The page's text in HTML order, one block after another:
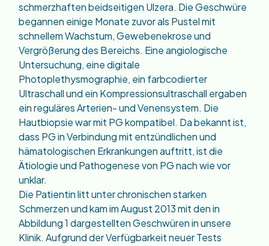
schmerzhaften beidseitigen Ulzera. Die Geschwüre
begannen einige Monate zuvor als Pustel mit
schnellem Wachstum, Gewebenekrose und
Vergrößerung des Bereichs. Eine angiologische
Untersuchung, eine digitale
Photoplethysmographie, ein farbcodierter
Ultraschall und ein Kompressionsultraschall ergaben
ein reguläres Arterien- und Venensystem. Die
Hautbiopsie war mit PG kompatibel. Da bekannt ist,
dass PG in Verbindung mit entzündlichen und
hämatologischen Erkrankungen auftritt, ist die
Ätiologie und Pathogenese von PG nach wie vor
unklar.
Die Patientin litt unter chronischen starken
Schmerzen und kam im August 2013 mit den in
Abbildung 1 dargestellten Geschwüren in unsere
Klinik. Aufgrund der Verfügbarkeit neuer Tests